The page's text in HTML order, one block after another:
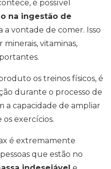
é possível
na ingestão de
a vontade de comer. Isso
vitaminas,
os treinos físicos, é
durante o processo de
a capacidade de ampliar
exercícios.
é extremamente
que estão no